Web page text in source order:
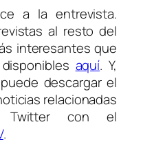
a la entrevista.
al resto del
interesantes que
aquí. Y,
descargar el
relacionadas
con el
.